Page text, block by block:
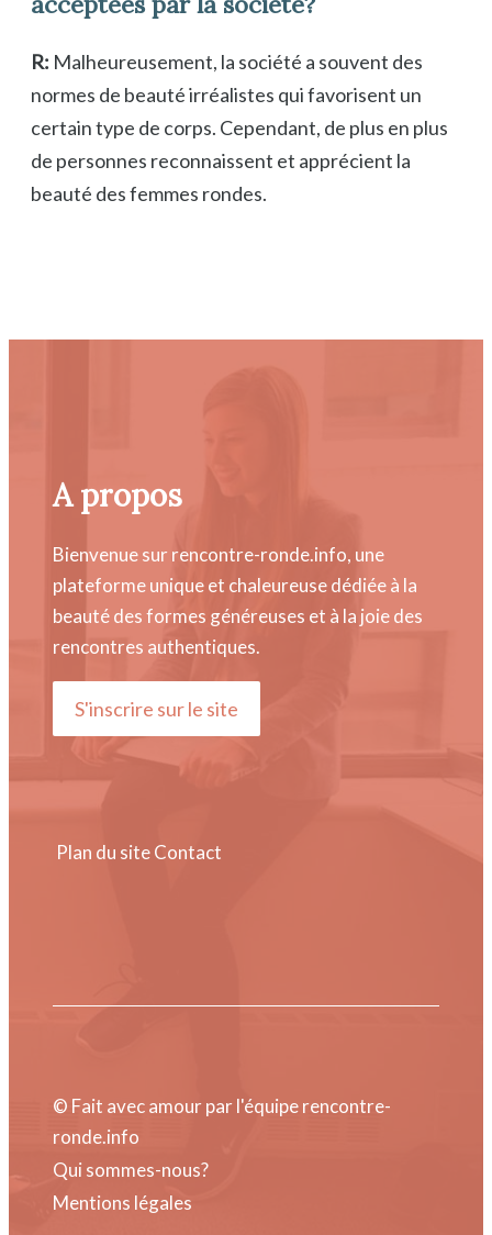
R: Malheureusement, la société a souvent des
normes de beauté irréalistes qui favorisent un
certain type de corps. Cependant, de plus en plus
de personnes reconnaissent et apprécient la
beauté des femmes rondes.
A propos
Bienvenue sur rencontre-ronde.info, une
plateforme unique et chaleureuse dédiée à la
beauté des formes généreuses et à la joie des
rencontres authentiques.
S'inscrire sur le site
Plan du siteContact
© Fait avec amour par l'équipe rencontre-
ronde.info
Qui sommes-nous?
Mentions légales